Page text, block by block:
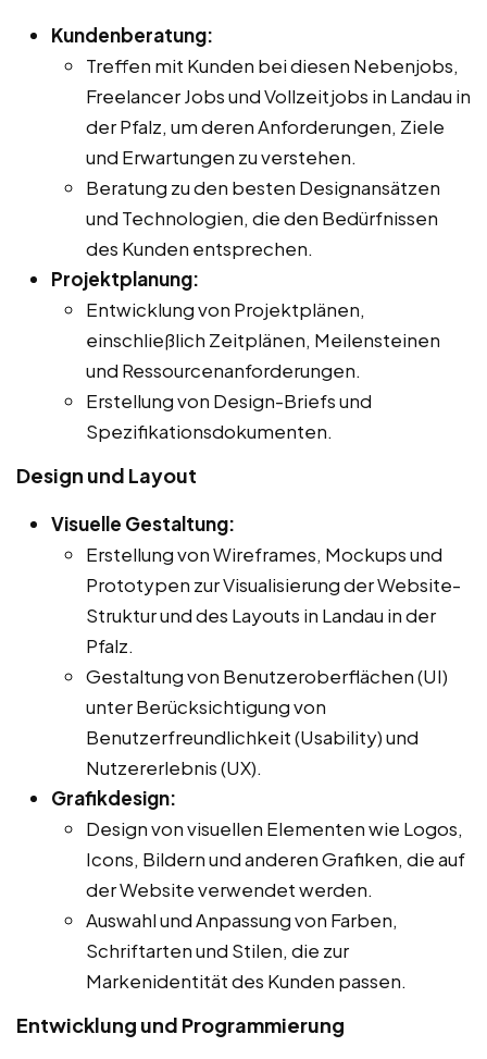
Kundenberatung:
Treffen mit Kunden bei diesen Nebenjobs,
Freelancer Jobs und Vollzeitjobs in Landau in
der Pfalz, um deren Anforderungen, Ziele
und Erwartungen zu verstehen.
Beratung zu den besten Designansätzen
und Technologien, die den Bedürfnissen
des Kunden entsprechen.
Projektplanung:
Entwicklung von Projektplänen,
einschließlich Zeitplänen, Meilensteinen
und Ressourcenanforderungen.
Erstellung von Design-Briefs und
Spezifikationsdokumenten.
Design und Layout
Visuelle Gestaltung:
Erstellung von Wireframes, Mockups und
Prototypen zur Visualisierung der Website-
Struktur und des Layouts in Landau in der
Pfalz.
Gestaltung von Benutzeroberflächen (UI)
unter Berücksichtigung von
Benutzerfreundlichkeit (Usability) und
Nutzererlebnis (UX).
Grafikdesign:
Design von visuellen Elementen wie Logos,
Icons, Bildern und anderen Grafiken, die auf
der Website verwendet werden.
Auswahl und Anpassung von Farben,
Schriftarten und Stilen, die zur
Markenidentität des Kunden passen.
Entwicklung und Programmierung